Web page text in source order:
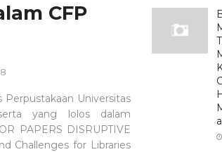
CFP
Perpustakaan Universitas
yang lolos dalam
PAPERS DISRUPTIVE
Challenges for Libraries